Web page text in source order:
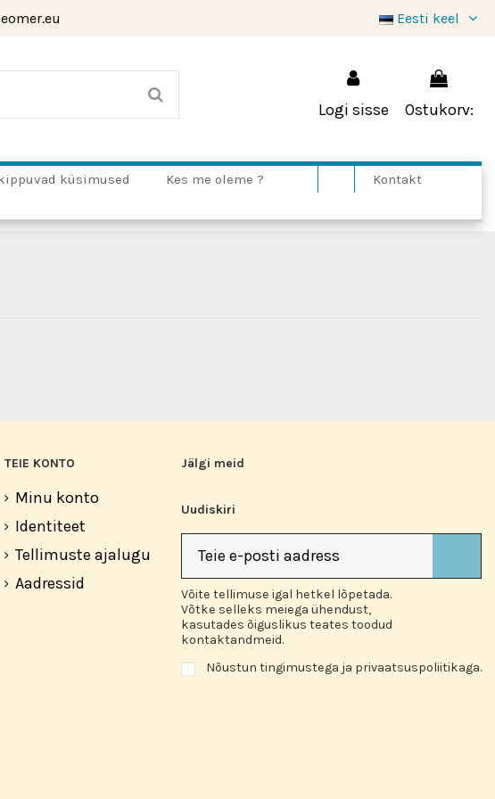
Eesti keel
Logi sisse Ostukorv:
küsimused Kes me oleme ?
Kontakt
TEIE KONTO
Minu konto
Identiteet
Tellimuste ajalugu
Aadressid
Jälgi meid
Uudiskiri
Võite tellimuse igal hetkel lõpetada.
Võtke selleks meiega ühendust,
kasutades õiguslikus teates toodud
kontaktandmeid.
Nõustun tingimustega ja privaatsuspoliitikaga.